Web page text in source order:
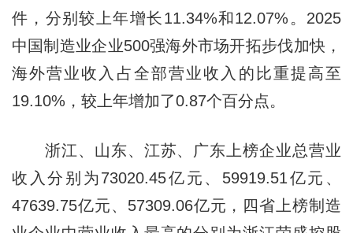
件，分别较上年增长11.34%和12.07%。2025
中国制造业企业500强海外市场开拓步伐加快，
海外营业收入占全部营业收入的比重提高至
19.10%，较上年增加了0.87个百分点。
浙江、山东、江苏、广东上榜企业总营业
收入分别为73020.45亿元、59919.51亿元、
47639.75亿元、57309.06亿元，四省上榜制造